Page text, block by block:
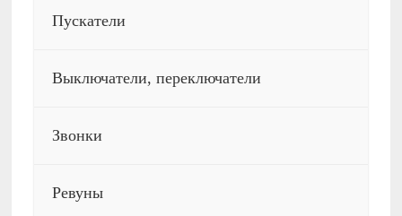
Пускатели
Выключатели, переключатели
Звонки
Ревуны